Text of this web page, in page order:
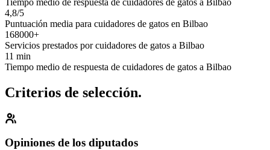
4,8/5
Puntuación media para cuidadores de gatos en Bilbao
168000+
Servicios prestados por cuidadores de gatos a Bilbao
11 min
Tiempo medio de respuesta de cuidadores de gatos a Bilbao
Criterios de selección.
Opiniones de los diputados